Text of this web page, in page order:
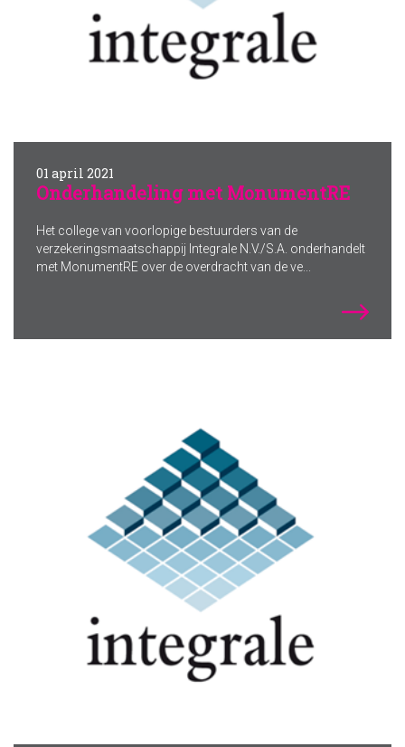
01 april 2021
Onderhandeling met MonumentRE
Het college van voorlopige bestuurders van de
verzekeringsmaatschappij Integrale N.V./S.A. onderhandelt
met MonumentRE over de overdracht van de ve...